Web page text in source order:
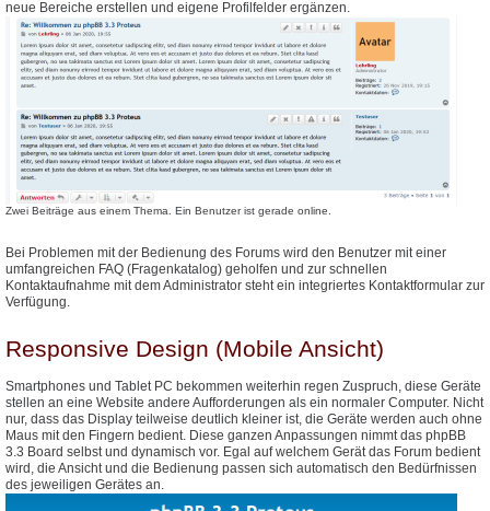
neue Bereiche erstellen und eigene Profilfelder ergänzen.
Zwei Beiträge aus einem Thema. Ein Benutzer ist gerade online.
Bei Problemen mit der Bedienung des Forums wird den Benutzer mit einer
umfangreichen FAQ (Fragenkatalog) geholfen und zur schnellen
Kontaktaufnahme mit dem Administrator steht ein integriertes Kontaktformular zur
Verfügung.
Responsive Design (Mobile Ansicht)
Smartphones und Tablet PC bekommen weiterhin regen Zuspruch, diese Geräte
stellen an eine Website andere Aufforderungen als ein normaler Computer. Nicht
nur, dass das Display teilweise deutlich kleiner ist, die Geräte werden auch ohne
Maus mit den Fingern bedient. Diese ganzen Anpassungen nimmt das phpBB
3.3 Board selbst und dynamisch vor. Egal auf welchem Gerät das Forum bedient
wird, die Ansicht und die Bedienung passen sich automatisch den Bedürfnissen
des jeweiligen Gerätes an.